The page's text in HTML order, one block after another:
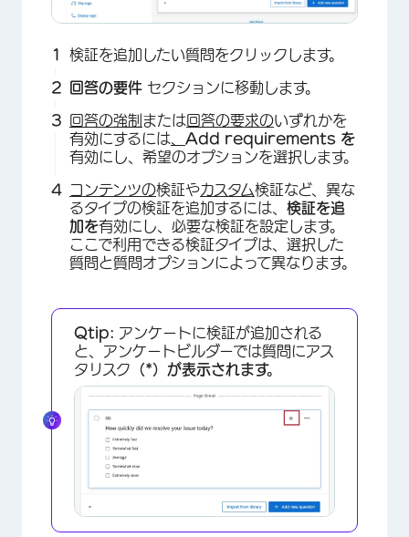
検証を追加したい質問をクリックします。
回答の要件 セクションに移動します。
回答の強制 または回答の要求のいずれかを
有効にするには
Add requirements を
有効にし、希望のオプションを選択します。
コンテンツの検証やカスタム検証など、異な
るタイプの検証を追加するには、 検証を追
加を有効にし、必要な検証を設定します。
ここで利用できる検証タイプは、選択した
質問と質問オプションによって異なります。
Qtip: アンケートに検証が追加される
と、アンケートビルダーでは質問にアス
タリスク （*）が表示されます。